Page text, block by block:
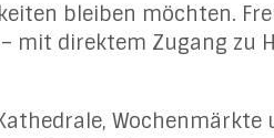
bleiben möchten.
mit direktem Zugang zu
Wochenmärkte